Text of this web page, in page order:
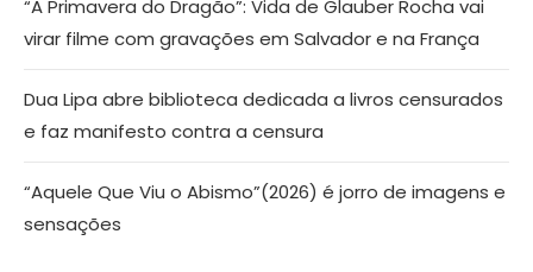
“A Primavera do Dragão”: Vida de Glauber Rocha vai
virar filme com gravações em Salvador e na França
Dua Lipa abre biblioteca dedicada a livros censurados
e faz manifesto contra a censura
“Aquele Que Viu o Abismo”(2026) é jorro de imagens e
sensações